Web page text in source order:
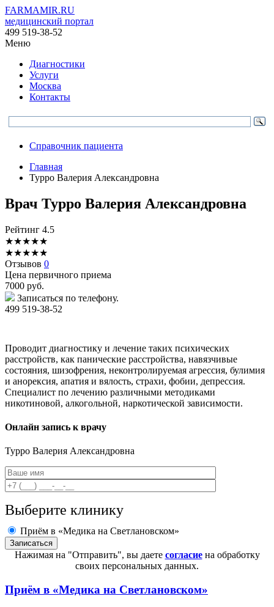
FARMAMIR.RU
медицинский портал
499 519-38-52
Меню
Диагностики
Услуги
Москва
Контакты
Справочник пациента
Главная
Турро Валерия Александровна
Врач Турро Валерия Александровна
Рейтинг 4.5
★★★★★
★★★★★
Отзывов 0
Цена первичного приема
7000 руб.
Записаться по телефону.
499 519-38-52
Проводит диагностику и лечение таких психических
расстройств, как панические расстройства, навязчивые
состояния, шизофрения, неконтролируемая агрессия, булимия
и анорексия, апатия и вялость, страхи, фобии, депрессия.
Специалист по лечению различными методиками
никотиновой, алкогольной, наркотической зависимости.
Онлайн запись к врачу
Турро Валерия Александровна
Выберите клинику
Приём в «Медика на Светлановском»
Нажимая на "Отправить", вы даете согласиена обработку
своих персональных данных.
Приём в «Медика на Светлановском»